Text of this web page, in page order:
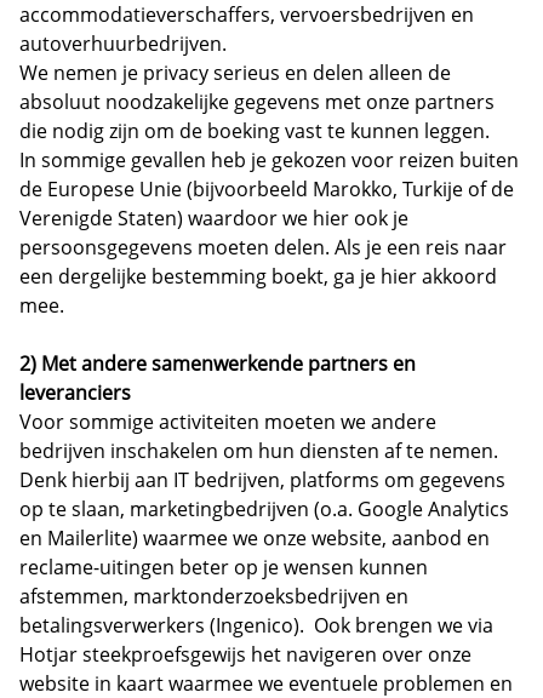
accommodatieverschaffers, vervoersbedrijven en
autoverhuurbedrijven.
We nemen je privacy serieus en delen alleen de
absoluut noodzakelijke gegevens met onze partners
die nodig zijn om de boeking vast te kunnen leggen.
In sommige gevallen heb je gekozen voor reizen buiten
de Europese Unie (bijvoorbeeld Marokko, Turkije of de
Verenigde Staten) waardoor we hier ook je
persoonsgegevens moeten delen. Als je een reis naar
een dergelijke bestemming boekt, ga je hier akkoord
mee.
2) Met andere samenwerkende partners en
leveranciers
Voor sommige activiteiten moeten we andere
bedrijven inschakelen om hun diensten af te nemen.
Denk hierbij aan IT bedrijven, platforms om gegevens
op te slaan, marketingbedrijven (o.a. Google Analytics
en Mailerlite) waarmee we onze website, aanbod en
reclame-uitingen beter op je wensen kunnen
afstemmen, marktonderzoeksbedrijven en
betalingsverwerkers (Ingenico). Ook brengen we via
Hotjar steekproefsgewijs het navigeren over onze
website in kaart waarmee we eventuele problemen en